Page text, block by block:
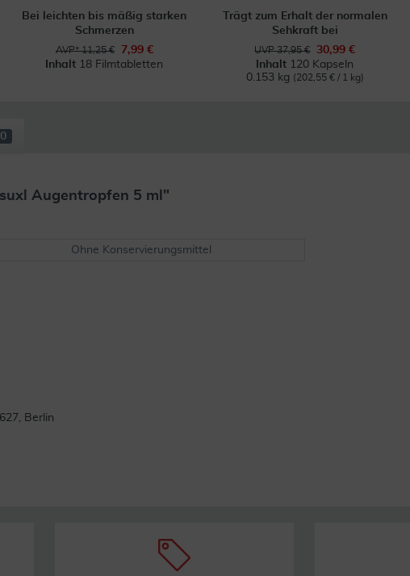
Bei leichten bis mäßig starken
Schmerzen
AVP* 11,25 €
7,99 €
Inhalt 18 Filmtabletten
Trägt zum Erhalt der normalen
Sehkraft bei
UVP 37,95 €
30,99 €
Inhalt 120 Kapseln
0.153 kg (202,55 € / 1 kg)
0
Augentropfen 5 ml"
Ohne Konservierungsmittel
Berlin